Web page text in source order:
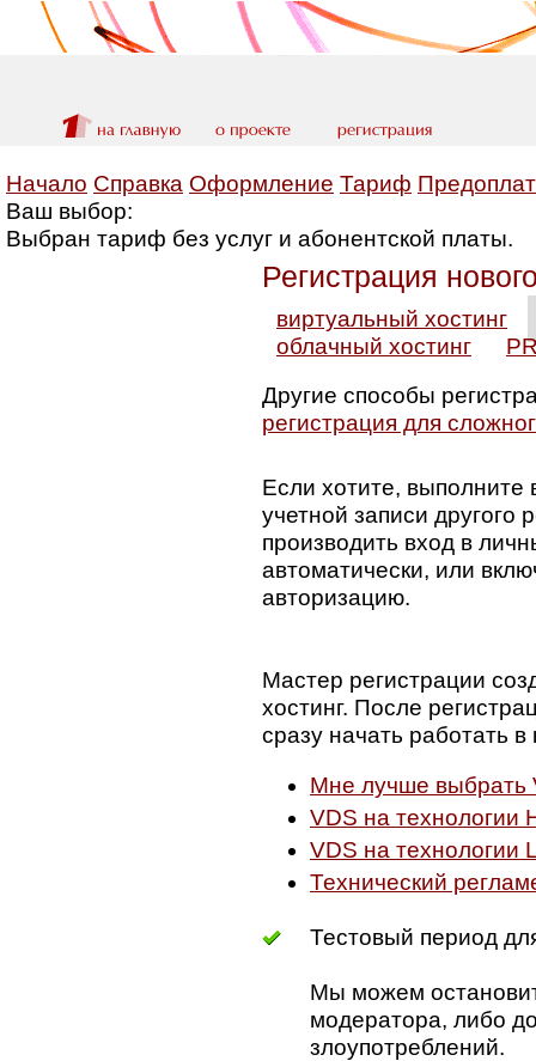
Начало Справка Оформление Тариф
Ваш выбор:
Выбран тариф без услуг и абонентской платы.
Регистрация
виртуальный хостинг
облачный хостинг
Другие способы
регистрация для
Если хотите,
учетной записи другого
производить вход в
автоматически, или
авторизацию.
Мастер регистрации
хостинг. После
сразу начать работать
Мне лучше выбрать
VDS на технологии
VDS на технологии
Технический
Тестовый период
Мы можем
модератора, либо
злоупотреблений.